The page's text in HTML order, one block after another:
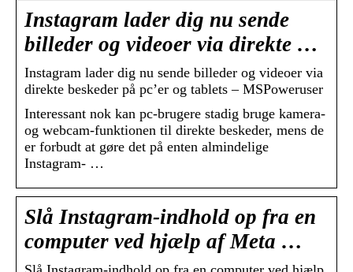
Instagram lader dig nu sende
billeder og videoer via direkte …
Instagram lader dig nu sende billeder og videoer via
direkte beskeder på pc’er og tablets – MSPoweruser
Interessant nok kan pc-brugere stadig bruge kamera-
og webcam-funktionen til direkte beskeder, mens de
er forbudt at gøre det på enten almindelige
Instagram- …
Slå Instagram-indhold op fra en
computer ved hjælp af Meta …